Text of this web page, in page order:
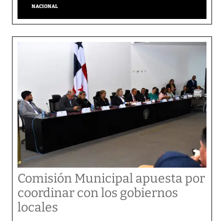
NACIONAL
Comisión Municipal apuesta por
coordinar con los gobiernos
locales